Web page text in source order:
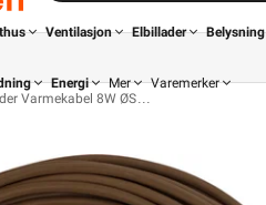
Ventilasjon Elbillader Belysning
Energi Mer
Varemerker
Varmekabel 8W ØS